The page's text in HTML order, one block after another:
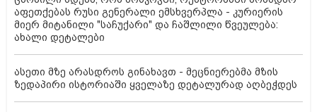
აფეთქებას რუსი გენერალი ემსხვერპლა - კურიერის
მიერ მიტანილი "საჩუქარი" და ჩაშლილი წვეულება:
ახალი დეტალები
ასეთი მზე არასდროს გინახავთ - მეცნიერებმა მზის
ზედაპირი ისტორიაში ყველაზე დეტალურად აღბეჭდეს